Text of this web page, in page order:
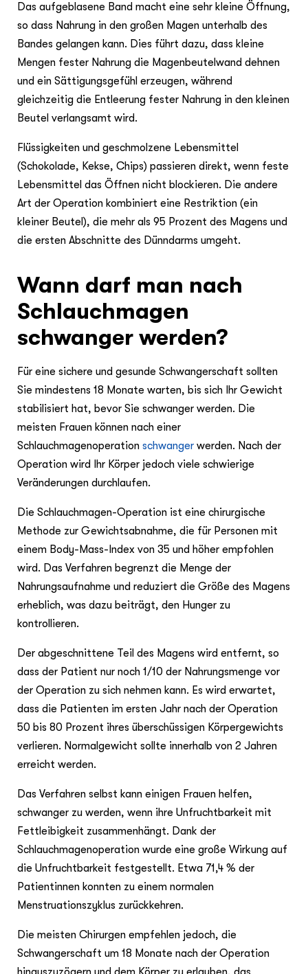
Das aufgeblasene Band macht eine sehr kleine Öffnung,
so dass Nahrung in den großen Magen unterhalb des
Bandes gelangen kann. Dies führt dazu, dass kleine
Mengen fester Nahrung die Magenbeutelwand dehnen
und ein Sättigungsgefühl erzeugen, während
gleichzeitig die Entleerung fester Nahrung in den kleinen
Beutel verlangsamt wird.
Flüssigkeiten und geschmolzene Lebensmittel
(Schokolade, Kekse, Chips) passieren direkt, wenn feste
Lebensmittel das Öffnen nicht blockieren. Die andere
Art der Operation kombiniert eine Restriktion (ein
kleiner Beutel), die mehr als 95 Prozent des Magens und
die ersten Abschnitte des Dünndarms umgeht.
Wann darf man nach
Schlauchmagen
schwanger werden?
Für eine sichere und gesunde Schwangerschaft sollten
Sie mindestens 18 Monate warten, bis sich Ihr Gewicht
stabilisiert hat, bevor Sie schwanger werden. Die
meisten Frauen können nach einer
Schlauchmagenoperation schwanger werden. Nach der
Operation wird Ihr Körper jedoch viele schwierige
Veränderungen durchlaufen.
Die Schlauchmagen-Operation ist eine chirurgische
Methode zur Gewichtsabnahme, die für Personen mit
einem Body-Mass-Index von 35 und höher empfohlen
wird. Das Verfahren begrenzt die Menge der
Nahrungsaufnahme und reduziert die Größe des Magens
erheblich, was dazu beiträgt, den Hunger zu
kontrollieren.
Der abgeschnittene Teil des Magens wird entfernt, so
dass der Patient nur noch 1/10 der Nahrungsmenge vor
der Operation zu sich nehmen kann. Es wird erwartet,
dass die Patienten im ersten Jahr nach der Operation
50 bis 80 Prozent ihres überschüssigen Körpergewichts
verlieren. Normalgewicht sollte innerhalb von 2 Jahren
erreicht werden.
Das Verfahren selbst kann einigen Frauen helfen,
schwanger zu werden, wenn ihre Unfruchtbarkeit mit
Fettleibigkeit zusammenhängt. Dank der
Schlauchmagenoperation wurde eine große Wirkung auf
die Unfruchtbarkeit festgestellt. Etwa 71,4 % der
Patientinnen konnten zu einem normalen
Menstruationszyklus zurückkehren.
Die meisten Chirurgen empfehlen jedoch, die
Schwangerschaft um 18 Monate nach der Operation